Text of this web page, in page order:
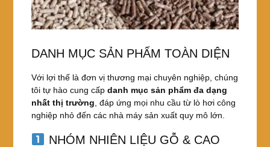
DANH MỤC SẢN PHẨM TOÀN DIỆN
Với lợi thế là đơn vị thương mại chuyên nghiệp, chúng
tôi tự hào cung cấp danh mục sản phẩm đa dạng
nhất thị trường , đáp ứng mọi nhu cầu từ lò hơi công
nghiệp nhỏ đến các nhà máy sản xuất quy mô lớn.
NHÓM NHIÊN LIỆU GỖ & CAO